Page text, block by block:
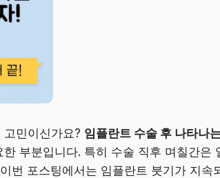
민이신가요? 임플란트 수술 후 나타나
부분입니다. 특히 수술 직후 며칠간은
번 포스팅에서는 임플란트 붓기가 지속